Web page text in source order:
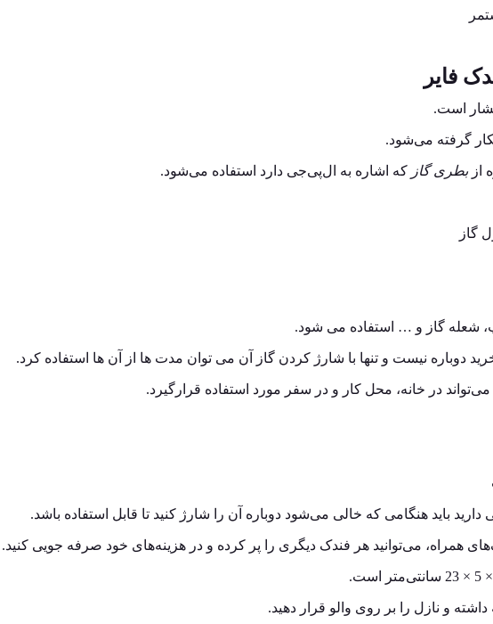
فایر
است.
گرفته می‌شود.
از بطری گاز که اشاره به ال‌پی‌جی دارد استفاده می‌شود.
شعله گاز و … استفاده می شود.
دوباره نیست و تنها با شارژ کردن گاز آن می توان مدت ها از آن ها استفاده کرد.
در خانه، محل کار و در سفر مورد استفاده قرارگیرد.
باید هنگامی که خالی می‌شود دوباره آن را شارژ کنید تا قابل استفاده باشد.
همراه، می‌توانید هر فندک دیگری را پر کرده و در هزینه‌های خود صرفه جویی کنید.
و نازل را بر روی والو قرار دهید.